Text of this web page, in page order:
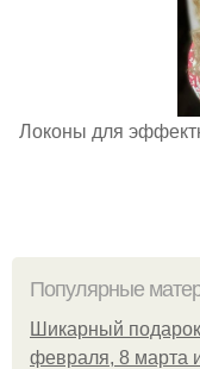
Локоны для
Популярные
Шикарный
февраля, 8 марта